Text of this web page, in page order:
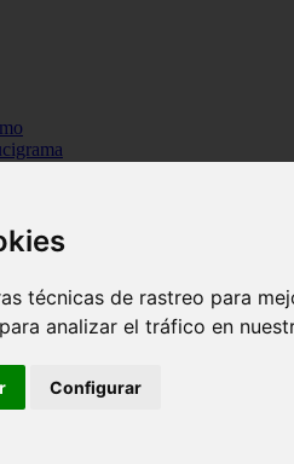
técnicas de rastreo para
analizar el tráfico en
Configurar